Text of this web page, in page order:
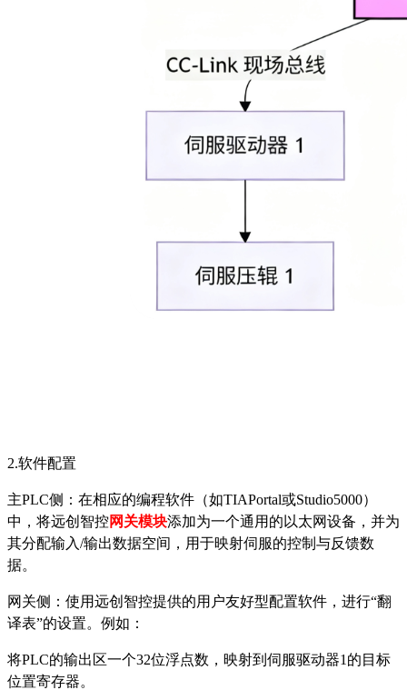
2.软件配置
主PLC侧：在相应的编程软件（如TIAPortal或Studio5000）
中，将远创智控网关模块添加为一个通用的以太网设备，并为
其分配输入/输出数据空间，用于映射伺服的控制与反馈数
据。
网关侧：使用远创智控提供的用户友好型配置软件，进行“翻
译表”的设置。例如：
将PLC的输出区一个32位浮点数，映射到伺服驱动器1的目标
位置寄存器。